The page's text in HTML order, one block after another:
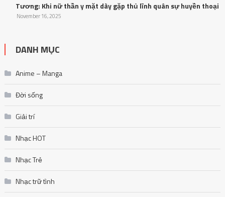
Tương: Khi nữ thần y mặt dày gặp thủ lĩnh quân sự huyền thoại
November 16, 2025
DANH MỤC
Anime – Manga
Đời sống
Giải trí
Nhạc HOT
Nhạc Trẻ
Nhạc trữ tình